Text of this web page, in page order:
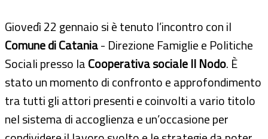
Giovedì 22 gennaio si è tenuto l’incontro con il
Comune di Catania- Direzione Famiglie e Politiche
Sociali presso laCooperativa sociale Il Nodo. È
stato un momento di confronto e approfondimento
tra tutti gli attori presenti e coinvolti a vario titolo
nel sistema di accoglienza e un’occasione per